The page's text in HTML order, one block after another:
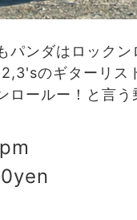
ンダはロックン
のギターリス
ールー！と言う